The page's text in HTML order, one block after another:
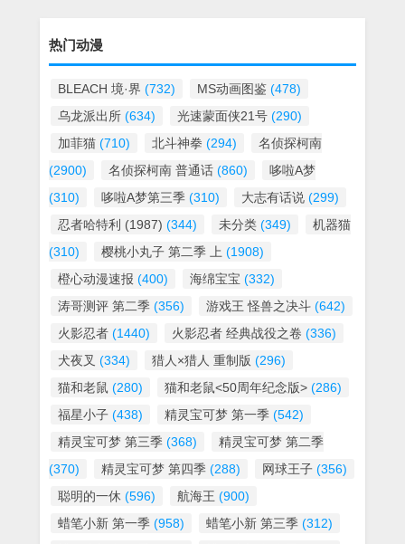
热门动漫
BLEACH 境·界 (732) MS动画图鉴 (478)
乌龙派出所 (634) 光速蒙面侠21号 (290)
加菲猫 (710) 北斗神拳 (294)
名侦探柯南
(2900)
名侦探柯南 普通话 (860)
哆啦A梦
(310)
哆啦A梦第三季 (310) 大志有话说 (299)
忍者哈特利 (1987) (344) 未分类 (349)
机器猫
(310)
樱桃小丸子 第二季 上 (1908)
橙心动漫速报 (400) 海绵宝宝 (332)
涛哥测评 第二季 (356) 游戏王 怪兽之决斗 (642)
火影忍者 (1440) 火影忍者 经典战役之卷 (336)
犬夜叉 (334) 猎人×猎人 重制版 (296)
猫和老鼠 (280) 猫和老鼠<50周年纪念版> (286)
福星小子 (438) 精灵宝可梦 第一季 (542)
精灵宝可梦 第三季 (368)
精灵宝可梦 第二季
(370)
精灵宝可梦 第四季 (288) 网球王子 (356)
聪明的一休 (596) 航海王 (900)
蜡笔小新 第一季 (958) 蜡笔小新 第三季 (312)